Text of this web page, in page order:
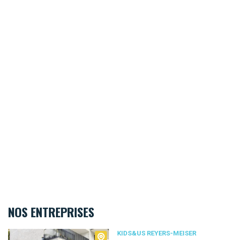
NOS ENTREPRISES
KIDS&US REYERS-MEISER
Kids&Us Reyers-Meiser